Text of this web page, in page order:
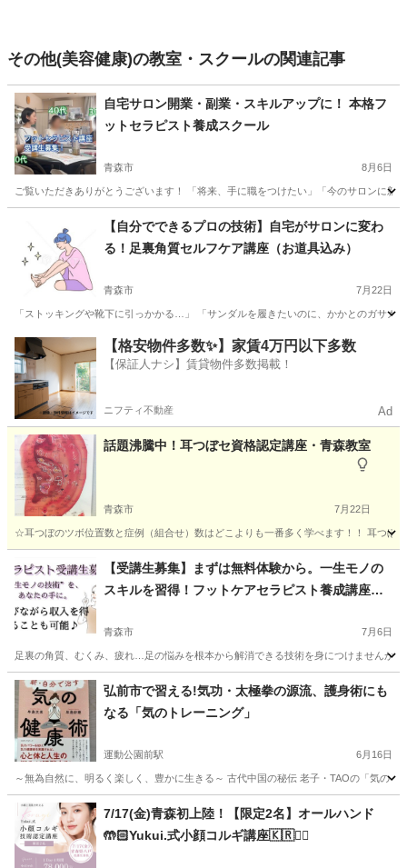
その他(美容健康)の教室・スクールの関連記事
自宅サロン開業・副業・スキルアップに！ 本格フ
ットセラピスト養成スクール
青森市 8月6日
ご覧いただきありがとうございます！ 「将来、手に職をつけたい」「今のサロンに
フットマッサージ サロン
【自分でできるプロの技術】自宅がサロンに変わ
る！足裏角質セルフケア講座（お道具込み）
青森市 7月22日
「ストッキングや靴下に引っかかる…」 「サンダルを履きたいのに、かかとのガサ
青森 青森市 その他 角質
【格安物件多数✨】家賃4万円以下多数
【保証人ナシ】賃貸物件多数掲載！
ニフティ不動産 Ad
話題沸騰中！耳つぼセ資格認定講座・青森教室
青森市 7月22日
☆耳つぼのツボ位置数と症例（組合せ）数はどこよりも一番多く学べます！！ 耳つ
その他 つぼ
【受講生募集】まずは無料体験から。一生モノの
スキルを習得！フットケアセラピスト養成講座
青森市 7月6日
足裏の角質、むくみ、疲れ…足の悩みを根本から解消できる技術を身につけませんか
青森 青森市 美容健康 角質
弘前市で習える!気功・太極拳の源流、護身術にも
なる「気のトレーニング」
運動公園前駅 6月16日
～無為自然に、明るく楽しく、豊かに生きる～ 古代中国の秘伝 老子・TAOの「気の
青森 弘前市 運動公園前駅 美容健康
7/17(金)青森初上陸！【限定2名】オールハンド
🤲🏻Yukui.式小顔コルギ講座🇰🇷❤️‍🔥